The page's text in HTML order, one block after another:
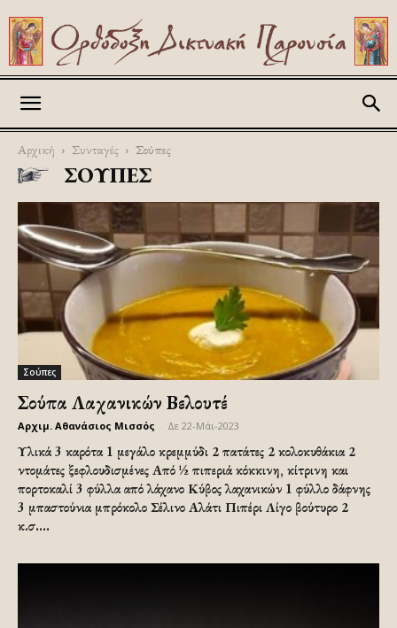
Αρχική Συνταγές Σούπες
ΣΟΎΠΕΣ
Σούπες
Σούπα Λαχανικών Βελουτέ
Αρχιμ. Αθανάσιος Μισσός Δε 22-Μάι-2023
Υλικά 3 καρότα 1 μεγάλο κρεμμύδι 2 πατάτες 2 κολοκυθάκια 2
ντομάτες ξεφλουδισμένες Από ½ πιπεριά κόκκινη, κίτρινη και
πορτοκαλί 3 φύλλα από λάχανο Κύβος λαχανικών 1 φύλλο δάφνης
3 μπαστούνια μπρόκολο Σέλινο Αλάτι Πιπέρι Λίγο βούτυρο 2
κ.σ....